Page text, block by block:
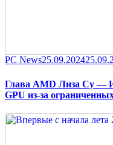
Category
PC NewsPosted
25.09.2024
Глава AMD Лиза Су —
GPU из-за